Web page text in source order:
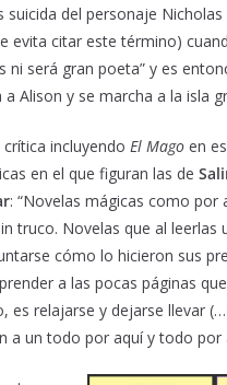
suicida del personaje Nicholas
evita citar este término)
ni será gran poeta” y es
a Alison y se marcha a la isla
crítica incluyendo El Mago en
en el que figuran las de
: “Novelas mágicas como por
truco. Novelas que al leerlas
cómo lo hicieron sus
a las pocas páginas
es relajarse y dejarse llevar
a un todo por aquí y todo por